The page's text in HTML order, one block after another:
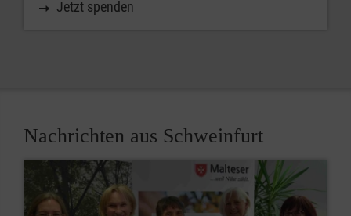
Jetzt spenden
Nachrichten aus Schweinfurt